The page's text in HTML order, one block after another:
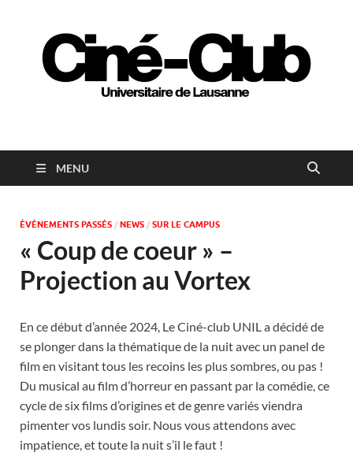
Ciné-club universitaire
de Lausanne
MENU
ÉVÉNEMENTS PASSÉS / NEWS / SUR LE CAMPUS
« Coup de coeur » –
Projection au Vortex
En ce début d’année 2024, Le Ciné-club UNIL a décidé de
se plonger dans la thématique de la nuit avec un panel de
film en visitant tous les recoins les plus sombres, ou pas !
Du musical au film d’horreur en passant par la comédie, ce
cycle de six films d’origines et de genre variés viendra
pimenter vos lundis soir. Nous vous attendons avec
impatience, et toute la nuit s’il le faut !